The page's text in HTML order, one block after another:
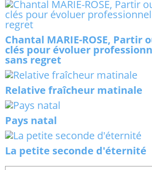
Chantal MARIE-ROSE, Partir
clés pour évoluer
sans regret
Relative fraîcheur matinale
Pays natal
La petite seconde d'éternité